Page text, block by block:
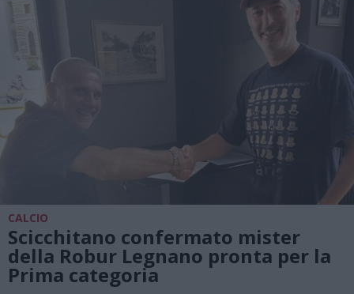
CALCIO
Scicchitano confermato mister
della Robur Legnano pronta per la
Prima categoria